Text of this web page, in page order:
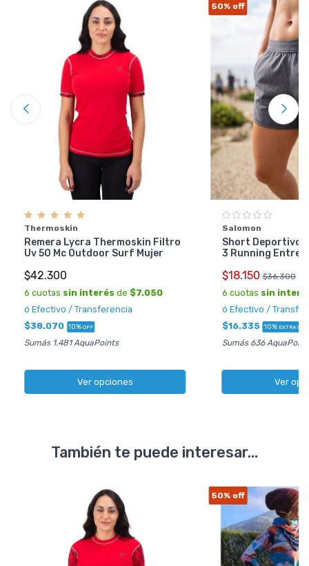
Thermoskin
Remera Lycra Thermoskin Filtro
Uv 50 Mc Outdoor Surf Mujer
$42.300
6 cuotas sin interés de $7.050
ó Efectivo / Transferencia
$38.070 10% OFF
Sumás 1.481 AquaPoints
Ver opciones
50% off
Salomon
Short Deportivo
3 Running
$18.150 $36.300
6 cuotas sin
ó Efectivo /
$16.335 10% EXTRA OFF
Sumás 636
Ver
También te puede interesar...
50% off